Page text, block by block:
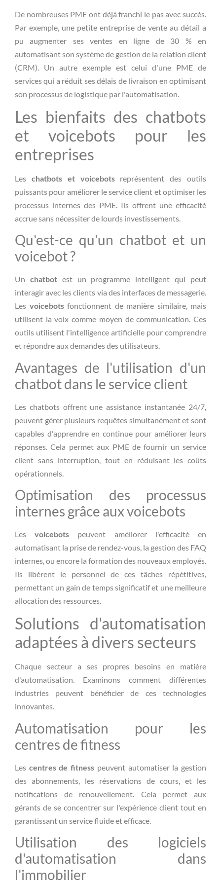
De nombreuses PME ont déjà franchi le pas avec succès.
Par exemple, une petite entreprise de vente au détail a
pu augmenter ses ventes en ligne de 30 % en
automatisant son système de gestion de la relation client
(CRM). Un autre exemple est celui d'une PME de
services qui a réduit ses délais de livraison en optimisant
son processus de logistique par l'automatisation.
Les bienfaits des chatbots
et voicebots pour les
entreprises
Les chatbots et voicebotsreprésentent des outils
puissants pour améliorer le service client et optimiser les
processus internes des PME. Ils offrent une efficacité
accrue sans nécessiter de lourds investissements.
Qu'est-ce qu'un chatbot et un
voicebot ?
Un chatbotest un programme intelligent qui peut
interagir avec les clients via des interfaces de messagerie.
Les voicebotsfonctionnent de manière similaire, mais
utilisent la voix comme moyen de communication. Ces
outils utilisent l'intelligence artificielle pour comprendre
et répondre aux demandes des utilisateurs.
Avantages de l'utilisation d'un
chatbot dans le service client
Les chatbots offrent une assistance instantanée 24/7,
peuvent gérer plusieurs requêtes simultanément et sont
capables d'apprendre en continue pour améliorer leurs
réponses. Cela permet aux PME de fournir un service
client sans interruption, tout en réduisant les coûts
opérationnels.
Optimisation des processus
internes grâce aux voicebots
Lesvoicebots peuvent améliorer l'efficacité en
automatisant la prise de rendez-vous, la gestion des FAQ
internes, ou encore la formation des nouveaux employés.
Ils libèrent le personnel de ces tâches répétitives,
permettant un gain de temps significatif et une meilleure
allocation des ressources.
Solutions d'automatisation
adaptées à divers secteurs
Chaque secteur a ses propres besoins en matière
d'automatisation. Examinons comment différentes
industries peuvent bénéficier de ces technologies
innovantes.
Automatisation pour les
centres de fitness
Les centres de fitness peuvent automatiser la gestion
des abonnements, les réservations de cours, et les
notifications de renouvellement. Cela permet aux
gérants de se concentrer sur l'expérience client tout en
garantissant un service fluide et efficace.
Utilisation des logiciels
d'automatisation dans
l'immobilier